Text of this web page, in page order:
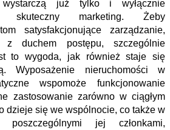
wystarczą już tylko i wyłącznie
skuteczny marketing. Żeby
satysfakcjonujące zarządzanie,
duchem postępu, szczególnie
to wygoda, jak również staje się
Wyposażenie nieruchomości w
wspomoże funkcjonowanie
zastosowanie zarówno w ciągłym
dzieje się we wspólnocie, co także w
poszczególnymi jej członkami,